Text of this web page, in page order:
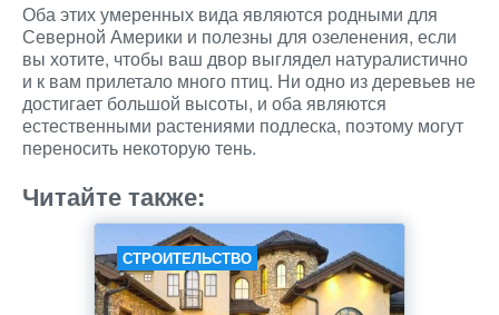
Оба этих умеренных вида являются родными для
Северной Америки и полезны для озеленения, если
вы хотите, чтобы ваш двор выглядел натуралистично
и к вам прилетало много птиц. Ни одно из деревьев не
достигает большой высоты, и оба являются
естественными растениями подлеска, поэтому могут
переносить некоторую тень.
Читайте также:
СТРОИТЕЛЬСТВО